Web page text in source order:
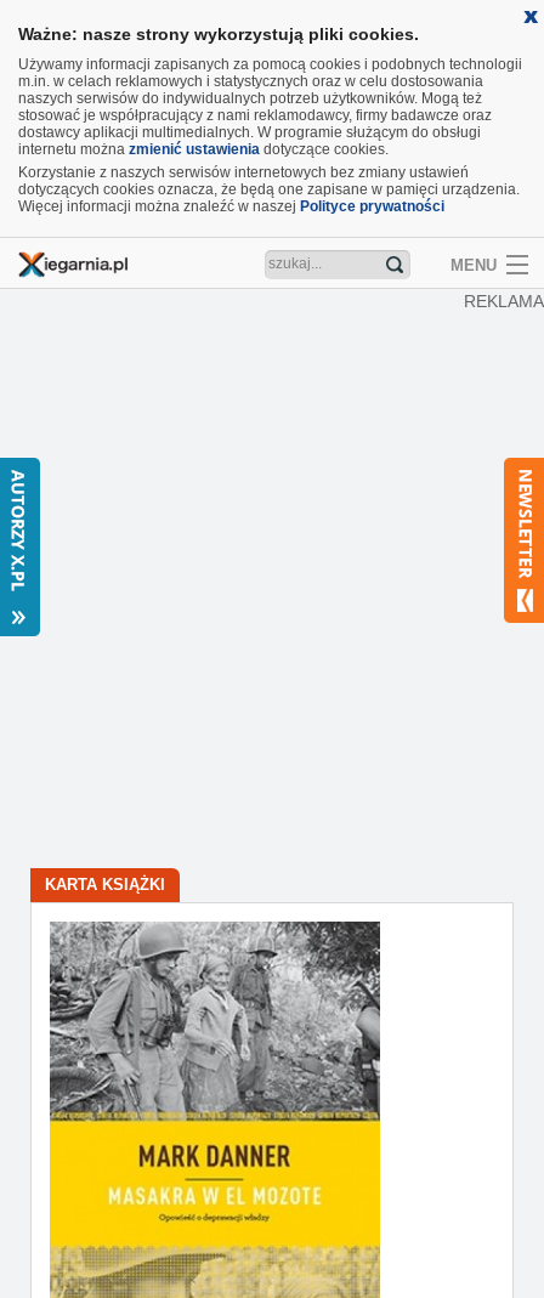
Ważne: nasze strony wykorzystują pliki cookies.
Używamy informacji zapisanych za pomocą cookies i podobnych technologii
m.in. w celach reklamowych i statystycznych oraz w celu dostosowania
naszych serwisów do indywidualnych potrzeb użytkowników. Mogą też
stosować je współpracujący z nami reklamodawcy, firmy badawcze oraz
dostawcy aplikacji multimedialnych. W programie służącym do obsługi
internetu można zmienić ustawienia dotyczące cookies.
Korzystanie z naszych serwisów internetowych bez zmiany ustawień
dotyczących cookies oznacza, że będą one zapisane w pamięci urządzenia.
Więcej informacji można znaleźć w naszej Polityce prywatności
MENU
REKLAMA
KARTA KSIĄŻKI